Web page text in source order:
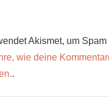
Akismet, um Spam
wie deine
.